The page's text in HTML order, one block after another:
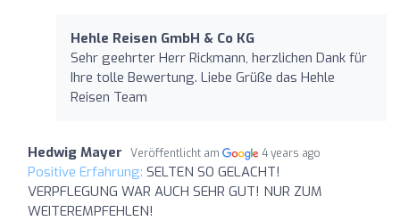
Hehle Reisen GmbH & Co KG
Sehr geehrter Herr Rickmann, herzlichen Dank für
Ihre tolle Bewertung. Liebe Grüße das Hehle
Reisen Team
Hedwig Mayer Veröffentlicht am 4 years ago
Positive Erfahrung: SELTEN SO GELACHT!
VERPFLEGUNG WAR AUCH SEHR GUT! NUR ZUM
WEITEREMPFEHLEN!